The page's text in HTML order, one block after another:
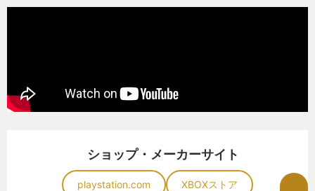
ショップ・メーカーサイト
playstation.com XBOXストア